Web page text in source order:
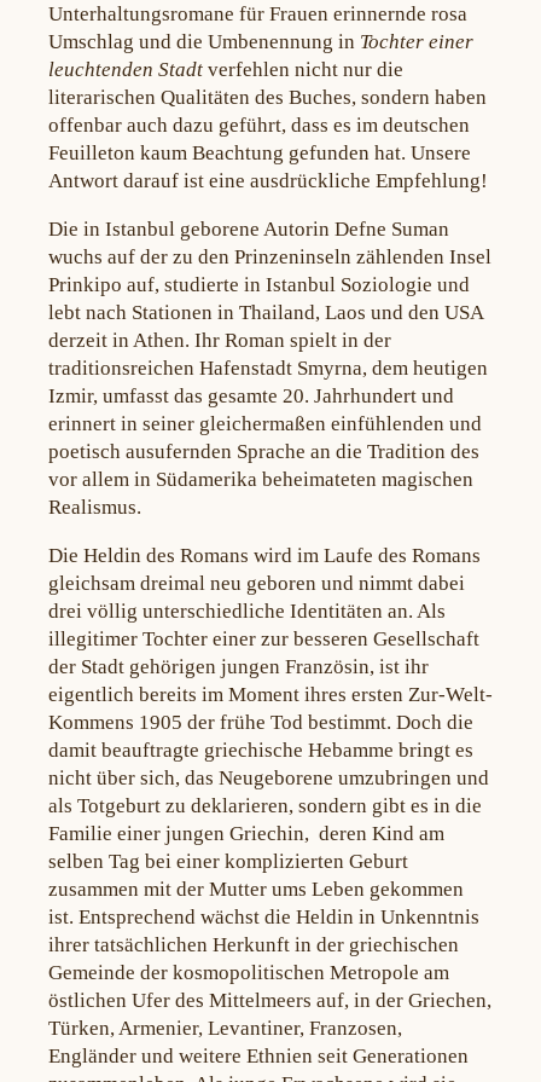
Unterhaltungsromane für Frauen erinnernde rosa
Umschlag und die Umbenennung in Tochter einer
leuchtenden Stadt verfehlen nicht nur die
literarischen Qualitäten des Buches, sondern haben
offenbar auch dazu geführt, dass es im deutschen
Feuilleton kaum Beachtung gefunden hat. Unsere
Antwort darauf ist eine ausdrückliche Empfehlung!
Die in Istanbul geborene Autorin Defne Suman
wuchs auf der zu den Prinzeninseln zählenden Insel
Prinkipo auf, studierte in Istanbul Soziologie und
lebt nach Stationen in Thailand, Laos und den USA
derzeit in Athen. Ihr Roman spielt in der
traditionsreichen Hafenstadt Smyrna, dem heutigen
Izmir, umfasst das gesamte 20. Jahrhundert und
erinnert in seiner gleichermaßen einfühlenden und
poetisch ausufernden Sprache an die Tradition des
vor allem in Südamerika beheimateten magischen
Realismus.
Die Heldin des Romans wird im Laufe des Romans
gleichsam dreimal neu geboren und nimmt dabei
drei völlig unterschiedliche Identitäten an. Als
illegitimer Tochter einer zur besseren Gesellschaft
der Stadt gehörigen jungen Französin, ist ihr
eigentlich bereits im Moment ihres ersten Zur-Welt-
Kommens 1905 der frühe Tod bestimmt. Doch die
damit beauftragte griechische Hebamme bringt es
nicht über sich, das Neugeborene umzubringen und
als Totgeburt zu deklarieren, sondern gibt es in die
Familie einer jungen Griechin, deren Kind am
selben Tag bei einer komplizierten Geburt
zusammen mit der Mutter ums Leben gekommen
ist. Entsprechend wächst die Heldin in Unkenntnis
ihrer tatsächlichen Herkunft in der griechischen
Gemeinde der kosmopolitischen Metropole am
östlichen Ufer des Mittelmeers auf, in der Griechen,
Türken, Armenier, Levantiner, Franzosen,
Engländer und weitere Ethnien seit Generationen